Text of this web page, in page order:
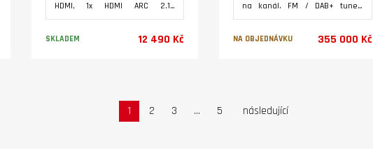
HDMI, 1x HDMI ARC 2.1a
Bluetooth 5.0; FM a DAB+ tuner;
DTS:X; funkce D. Atmos Height
SKLADEM 12 490 Kč
na kanál. FM / DAB+ tuner,
podpora hudebních služeb
platformy ROON a internetových
analové vstupy a výstupy pro
NA OBJEDNÁVKU 355 000 Kč
1 2 3 ... 5 následující